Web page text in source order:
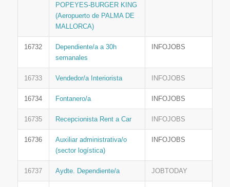
POPEYES-BURGER KING
(Aeropuerto de PALMA DE
MALLORCA)
16732
Dependiente/a a 30h
semanales
INFOJOBS
16733 Vendedor/a Interiorista INFOJOBS
16734 Fontanero/a INFOJOBS
16735 Recepcionista Rent a Car INFOJOBS
16736
Auxiliar administrativa/o
(sector logística)
INFOJOBS
16737 Aydte. Dependiente/a JOBTODAY